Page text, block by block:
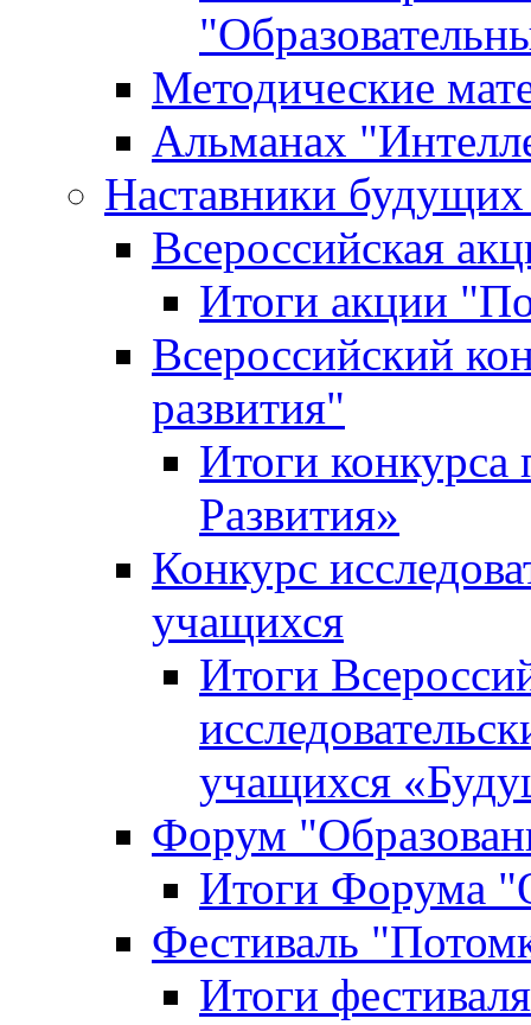
Методические
Альманах
Наставники
Всероссийская
Итоги акции
Всероссийский
развития"
Итоги конкурса
Развития»
Конкурс
учащихся
Итоги
учащихся
Форум
Итоги Форума
Фестиваль
Итоги